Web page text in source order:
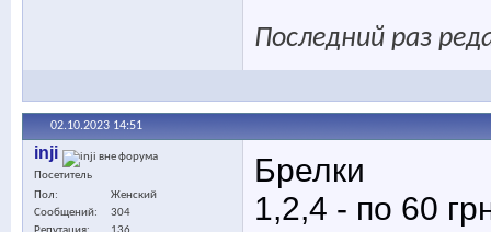
Последний раз
02.10.2023 14:51
inji
Посетитель
Пол
Женский
Сообщений
304
Брелки
1,2,4 - по 60